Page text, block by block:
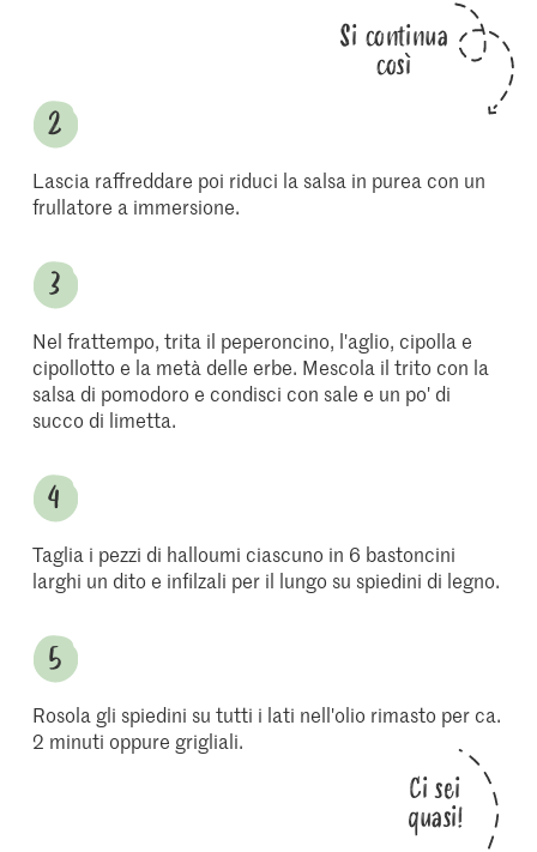
Si continua
così
Lascia raffreddare poi riduci la salsa in purea con un
frullatore a immersione.
Nel frattempo, trita il peperoncino, l'aglio, cipolla e
cipollotto e la metà delle erbe. Mescola il trito con la
salsa di pomodoro e condisci con sale e un po' di
succo di limetta.
Taglia i pezzi di halloumi ciascuno in 6 bastoncini
larghi un dito e infilzali per il lungo su spiedini di legno.
Rosola gli spiedini su tutti i lati nell'olio rimasto per ca.
2 minuti oppure grigliali.
Ci sei
quasi!